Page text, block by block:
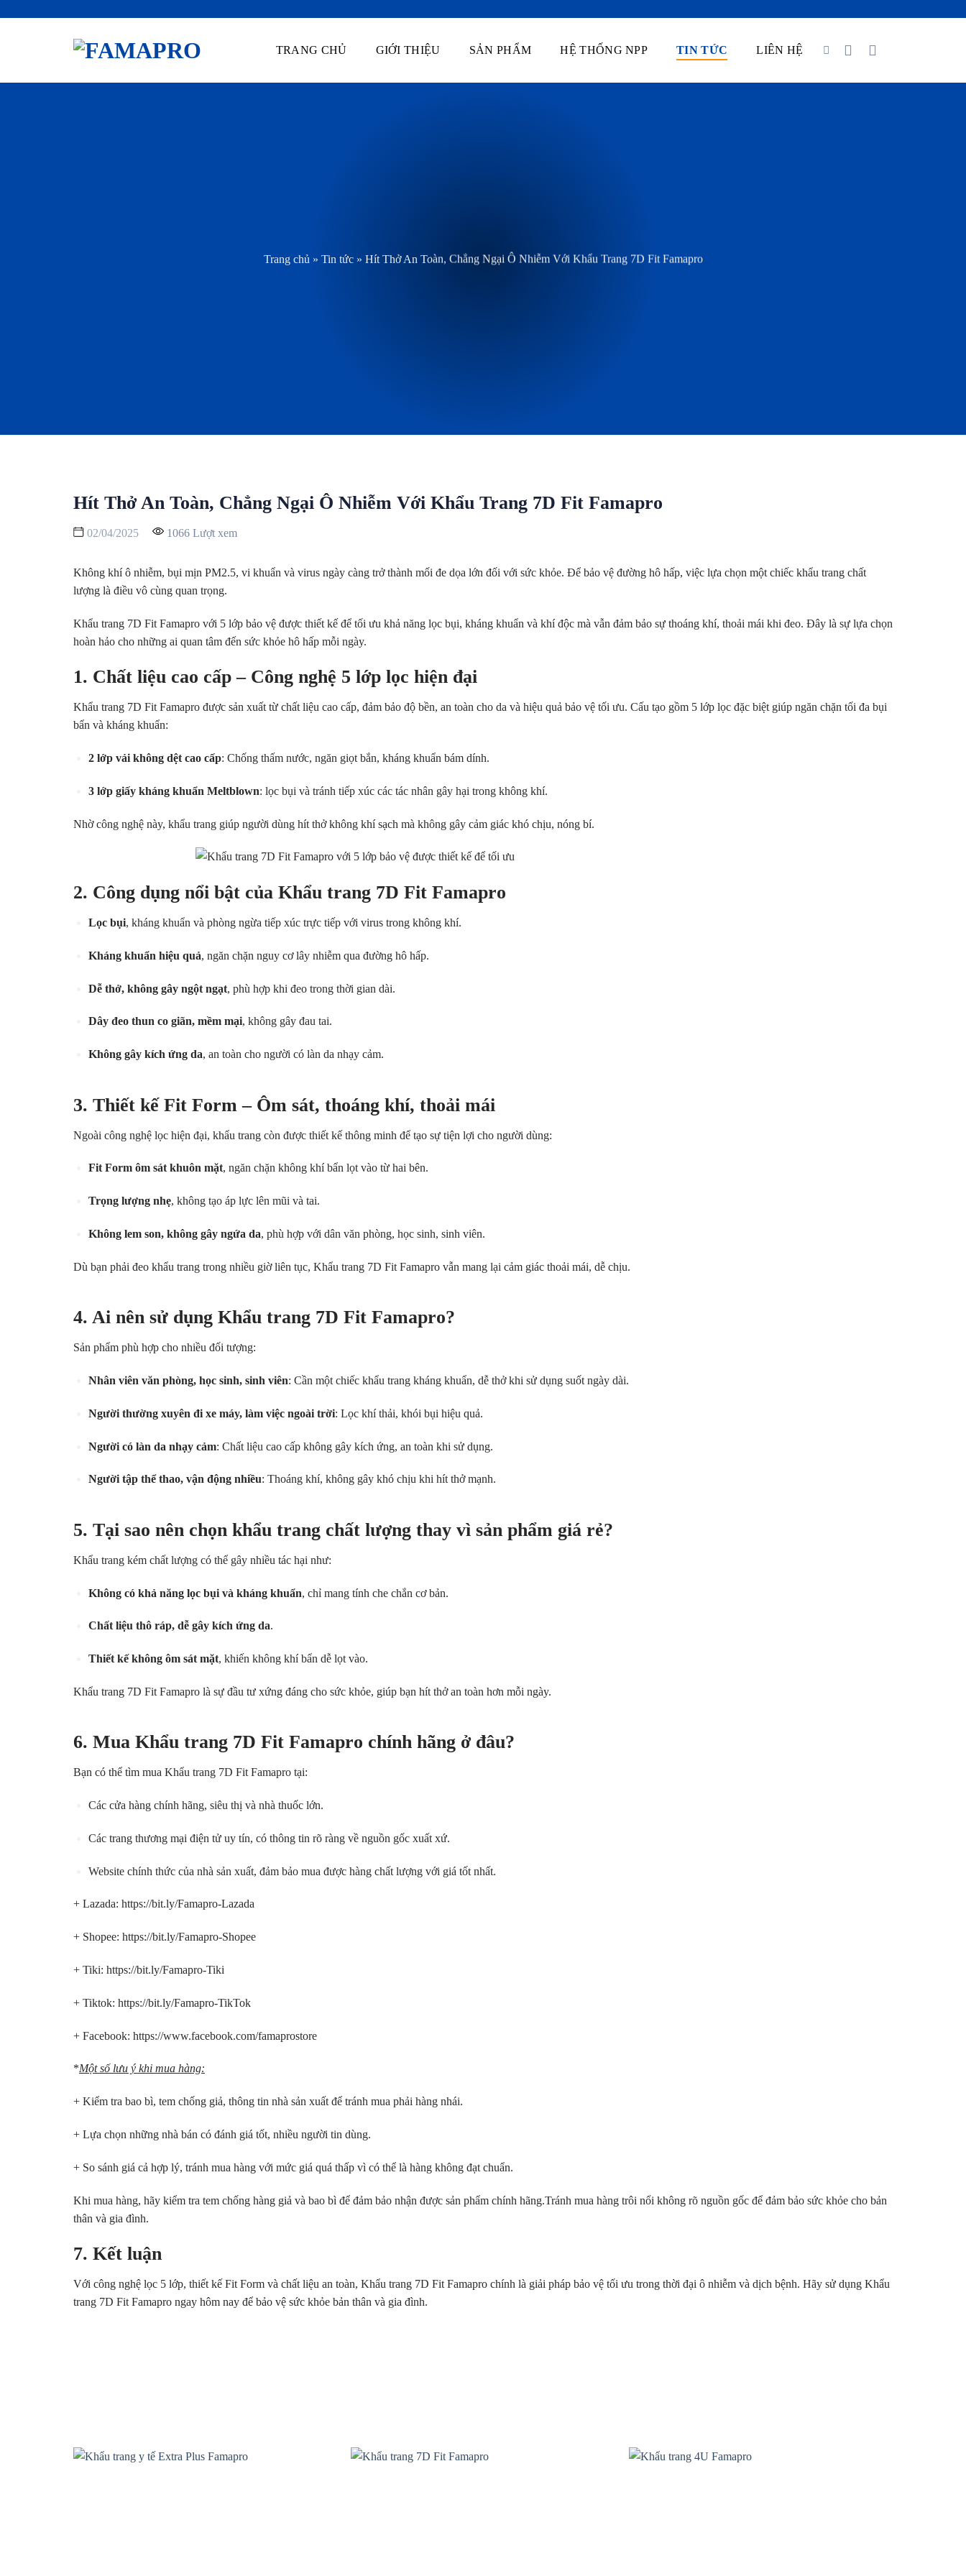
TRANG CHỦ GIỚI THIỆU SẢN PHẨM HỆ THỐNG NPP TIN TỨC LIÊN HỆ
Trang chủ » Tin tức» Hít Thở An Toàn, Chẳng Ngại Ô Nhiễm Với Khẩu Trang 7D Fit Famapro
Hít Thở An Toàn, Chẳng Ngại Ô Nhiễm Với Khẩu Trang 7D Fit Famapro
02/04/2025 1066 Lượt xem
Không khí ô nhiễm, bụi mịn PM2.5, vi khuẩn và virus ngày càng trở thành mối đe dọa lớn đối với sức khỏe. Để bảo vệ đường hô hấp, việc lựa chọn một chiếc khẩu trang chất
lượng là điều vô cùng quan trọng.
Khẩu trang 7D Fit Famapro với 5 lớp bảo vệ được thiết kế để tối ưu khả năng lọc bụi, kháng khuẩn và khí độc mà vẫn đảm bảo sự thoáng khí, thoải mái khi đeo. Đây là sự lựa chọn
hoàn hảo cho những ai quan tâm đến sức khỏe hô hấp mỗi ngày.
1. Chất liệu cao cấp – Công nghệ 5 lớp lọc hiện đại
Khẩu trang 7D Fit Famapro được sản xuất từ chất liệu cao cấp, đảm bảo độ bền, an toàn cho da và hiệu quả bảo vệ tối ưu. Cấu tạo gồm 5 lớp lọc đặc biệt giúp ngăn chặn tối đa bụi
bẩn và kháng khuẩn:
2 lớp vải không dệt cao cấp: Chống thấm nước, ngăn giọt bắn, kháng khuẩn bám dính.
3 lớp giấy kháng khuẩn Meltblown: lọc bụi và tránh tiếp xúc các tác nhân gây hại trong không khí.
Nhờ công nghệ này, khẩu trang giúp người dùng hít thở không khí sạch mà không gây cảm giác khó chịu, nóng bí.
2. Công dụng nổi bật của Khẩu trang 7D Fit Famapro
Lọc bụi, kháng khuẩn và phòng ngừa tiếp xúc trực tiếp với virus trong không khí.
Kháng khuẩn hiệu quả, ngăn chặn nguy cơ lây nhiễm qua đường hô hấp.
Dễ thở, không gây ngột ngạt, phù hợp khi đeo trong thời gian dài.
Dây đeo thun co giãn, mềm mại, không gây đau tai.
Không gây kích ứng da, an toàn cho người có làn da nhạy cảm.
3. Thiết kế Fit Form – Ôm sát, thoáng khí, thoải mái
Ngoài công nghệ lọc hiện đại, khẩu trang còn được thiết kế thông minh để tạo sự tiện lợi cho người dùng:
Fit Form ôm sát khuôn mặt, ngăn chặn không khí bẩn lọt vào từ hai bên.
Trọng lượng nhẹ, không tạo áp lực lên mũi và tai.
Không lem son, không gây ngứa da, phù hợp với dân văn phòng, học sinh, sinh viên.
Dù bạn phải đeo khẩu trang trong nhiều giờ liên tục, Khẩu trang 7D Fit Famapro vẫn mang lại cảm giác thoải mái, dễ chịu.
4. Ai nên sử dụng Khẩu trang 7D Fit Famapro?
Sản phẩm phù hợp cho nhiều đối tượng:
Nhân viên văn phòng, học sinh, sinh viên: Cần một chiếc khẩu trang kháng khuẩn, dễ thở khi sử dụng suốt ngày dài.
Người thường xuyên đi xe máy, làm việc ngoài trời: Lọc khí thải, khói bụi hiệu quả.
Người có làn da nhạy cảm: Chất liệu cao cấp không gây kích ứng, an toàn khi sử dụng.
Người tập thể thao, vận động nhiều: Thoáng khí, không gây khó chịu khi hít thở mạnh.
5. Tại sao nên chọn khẩu trang chất lượng thay vì sản phẩm giá rẻ?
Khẩu trang kém chất lượng có thể gây nhiều tác hại như:
Không có khả năng lọc bụi và kháng khuẩn, chỉ mang tính che chắn cơ bản.
Chất liệu thô ráp, dễ gây kích ứng da.
Thiết kế không ôm sát mặt, khiến không khí bẩn dễ lọt vào.
Khẩu trang 7D Fit Famapro là sự đầu tư xứng đáng cho sức khỏe, giúp bạn hít thở an toàn hơn mỗi ngày.
6. Mua Khẩu trang 7D Fit Famapro chính hãng ở đâu?
Bạn có thể tìm mua Khẩu trang 7D Fit Famapro tại:
Các cửa hàng chính hãng, siêu thị và nhà thuốc lớn.
Các trang thương mại điện tử uy tín, có thông tin rõ ràng về nguồn gốc xuất xứ.
Website chính thức của nhà sản xuất, đảm bảo mua được hàng chất lượng với giá tốt nhất.
+ Lazada: https://bit.ly/Famapro-Lazada
+ Shopee: https://bit.ly/Famapro-Shopee
+ Tiki: https://bit.ly/Famapro-Tiki
+ Tiktok: https://bit.ly/Famapro-TikTok
+ Facebook: https://www.facebook.com/famaprostore
*Một số lưu ý khi mua hàng:
+ Kiểm tra bao bì, tem chống giả, thông tin nhà sản xuất để tránh mua phải hàng nhái.
+ Lựa chọn những nhà bán có đánh giá tốt, nhiều người tin dùng.
+ So sánh giá cả hợp lý, tránh mua hàng với mức giá quá thấp vì có thể là hàng không đạt chuẩn.
Khi mua hàng, hãy kiểm tra tem chống hàng giả và bao bì để đảm bảo nhận được sản phẩm chính hãng.Tránh mua hàng trôi nổi không rõ nguồn gốc để đảm bảo sức khỏe cho bản
thân và gia đình.
7. Kết luận
Với công nghệ lọc 5 lớp, thiết kế Fit Form và chất liệu an toàn, Khẩu trang 7D Fit Famapro chính là giải pháp bảo vệ tối ưu trong thời đại ô nhiễm và dịch bệnh. Hãy sử dụng Khẩu
trang 7D Fit Famapro ngay hôm nay để bảo vệ sức khỏe bản thân và gia đình.